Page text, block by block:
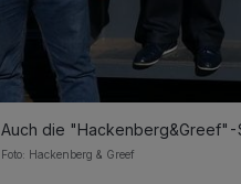
Auch die "Hackenberg&Greef"-
Foto: Hackenberg & Greef